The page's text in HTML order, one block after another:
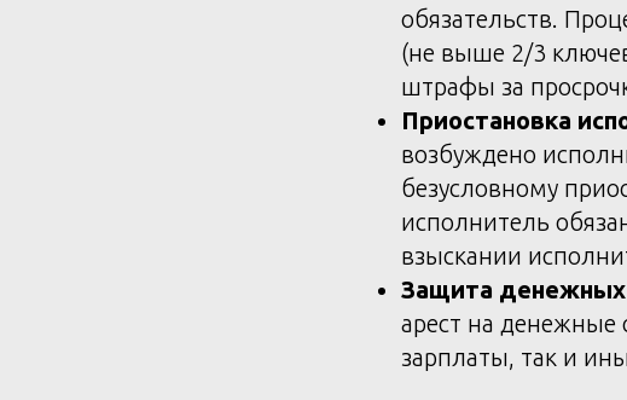
обязательств.
(не выше 2/3
штрафы за
Приостановка
возбуждено
безусловному
исполнитель
взыскании
Защита денежных
арест на денежные
зарплаты, так и